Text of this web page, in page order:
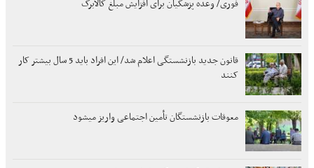
فوری/ وعده پزشکیان برای افزایش مبلغ کالابرگ
قانون جدید بازنشستگی اعلام شد/ این افراد باید 5 سال بیشتر کار
کنند
معوقات بازنشستگان تأمین اجتماعی واریز میشود